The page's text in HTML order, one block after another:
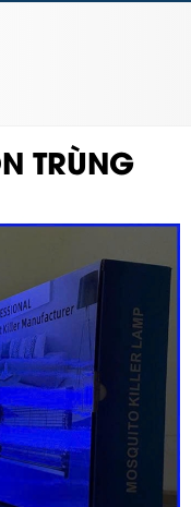
TRÙNG